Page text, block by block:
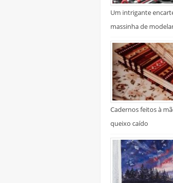
Um intrigante
massinha de
Cadernos feitos à
queixo caído